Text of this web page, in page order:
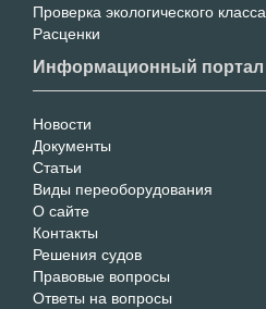
Проверка экологического класса
Расценки
Информационный портал
Инфо
Портал
Новости
Документы
Статьи
Виды переоборудования
О сайте
Контакты
Решения судов
Правовые вопросы
Ответы на вопросы